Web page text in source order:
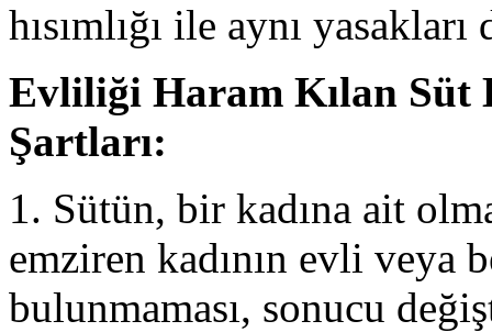
hısımlığı ile aynı
Evliliği Haram Kılan Süt
Şartları:
1. Sütün, bir kadına ait
emziren kadının evli veya
bulunmaması, sonucu